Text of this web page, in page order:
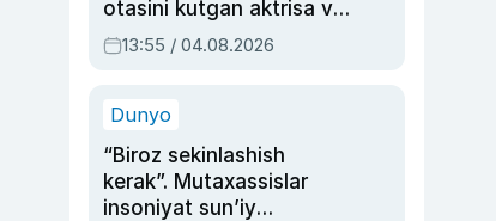
otasini kutgan aktrisa va
dublyaj ustasi Rimma
Ahmedovaning
13:55 / 04.08.2026
Dunyo
“Biroz sekinlashish
kerak”. Mutaxassislar
insoniyat sun’iy